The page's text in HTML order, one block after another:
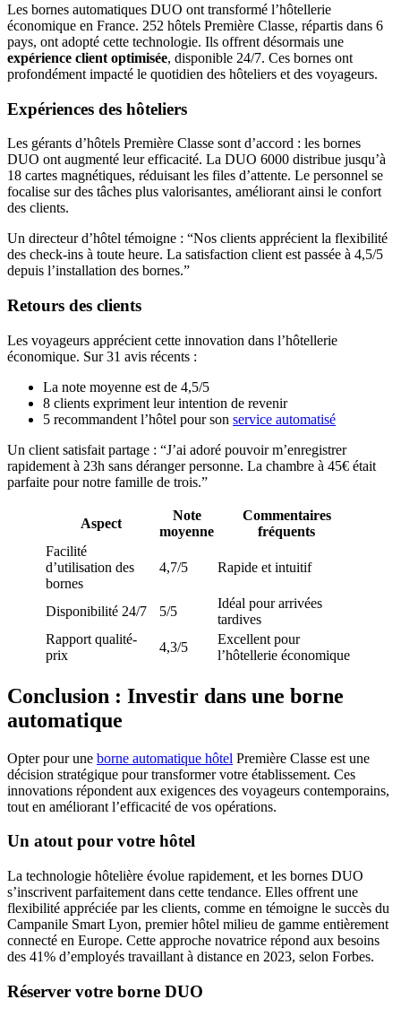
Les bornes automatiques DUO ont transformé l’hôtellerie
économique en France. 252 hôtels Première Classe, répartis dans 6
pays, ont adopté cette technologie. Ils offrent désormais une
expérience client optimisée, disponible 24/7. Ces bornes ont
profondément impacté le quotidien des hôteliers et des voyageurs.
Expériences des hôteliers
Les gérants d’hôtels Première Classe sont d’accord : les bornes
DUO ont augmenté leur efficacité. La DUO 6000 distribue jusqu’à
18 cartes magnétiques, réduisant les files d’attente. Le personnel se
focalise sur des tâches plus valorisantes, améliorant ainsi le confort
des clients.
Un directeur d’hôtel témoigne : “Nos clients apprécient la flexibilité
des check-ins à toute heure. La satisfaction client est passée à 4,5/5
depuis l’installation des bornes.”
Retours des clients
Les voyageurs apprécient cette innovation dans l’hôtellerie
économique. Sur 31 avis récents :
La note moyenne est de 4,5/5
8 clients expriment leur intention de revenir
5 recommandent l’hôtel pour son service automatisé
Un client satisfait partage : “J’ai adoré pouvoir m’enregistrer
rapidement à 23h sans déranger personne. La chambre à 45€ était
parfaite pour notre famille de trois.”
Aspect
Note
moyenne
Commentaires
fréquents
Facilité
d’utilisation des
bornes
4,7/5 Rapide et intuitif
Disponibilité 24/7 5/5
Idéal pour arrivées
tardives
Rapport qualité-
prix
4,3/5
Excellent pour
l’hôtellerie économique
Conclusion : Investir dans une borne
automatique
Opter pour une borne automatique hôtel Première Classe est une
décision stratégique pour transformer votre établissement. Ces
innovations répondent aux exigences des voyageurs contemporains,
tout en améliorant l’efficacité de vos opérations.
Un atout pour votre hôtel
La technologie hôtelière évolue rapidement, et les bornes DUO
s’inscrivent parfaitement dans cette tendance. Elles offrent une
flexibilité appréciée par les clients, comme en témoigne le succès du
Campanile Smart Lyon, premier hôtel milieu de gamme entièrement
connecté en Europe. Cette approche novatrice répond aux besoins
des 41% d’employés travaillant à distance en 2023, selon Forbes.
Réserver votre borne DUO